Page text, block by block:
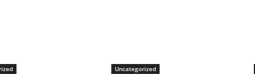
Uncategorized